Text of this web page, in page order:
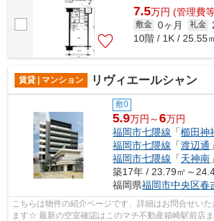
7.5万円 (管理費
敷金 0ヶ月 礼金
10階 / 1K / 25.55
賃貸 | マンション リヴィエールシャン
敷0
5.9万円～6万円
福岡市七隈線 「櫛田神
福岡市七隈線 「渡辺通
福岡市七隈線 「天神南
築17年 / 23.79㎡～
福岡県福岡市中央区春
こちらは物件の紹介ページです、詳細はお問合せい
ます☆ 最新の空室確認はこのマチ不動産箱崎駅前店